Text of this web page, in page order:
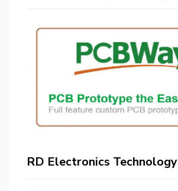
RD Electronics Technology